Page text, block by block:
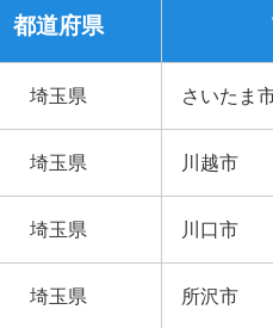
都道府県
埼玉県 さいたま
埼玉県 川越市
埼玉県 川口市
埼玉県 所沢市